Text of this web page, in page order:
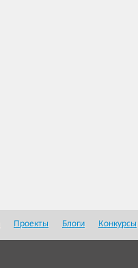
Проекты Блоги Конкурсы